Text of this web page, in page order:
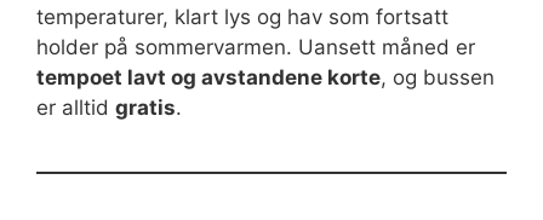
temperaturer, klart lys og hav som fortsatt
holder på sommervarmen. Uansett måned er
tempoet lavt og avstandene korte, og bussen
er alltid gratis.